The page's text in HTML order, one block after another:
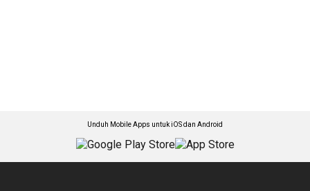
Unduh Mobile Apps untuk iOS dan Android